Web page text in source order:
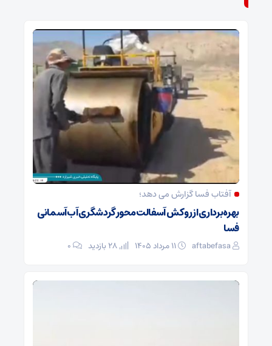
آفتاب فسا گزارش می دهد؛
بهره‌برداری از روکش آسفالت محور گردشگری آب‌آسمانی
فسا
aftabefasa ۰